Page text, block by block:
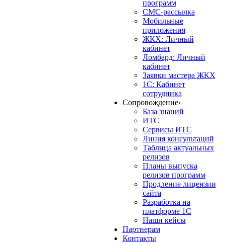
программ
СМС-рассылка
Мобильные
приложения
ЖКХ: Личный
кабинет
Ломбард: Личный
кабинет
Заявки мастера ЖКХ
1С: Кабинет
сотрудника
Сопровождение›
База знаний
ИТС
Сервисы ИТС
Линия консультаций
Таблица актуальных
релизов
Планы выпуска
релизов программ
Продление лицензии
сайта
Разработка на
платформе 1С
Наши кейсы
Партнерам
Контакты